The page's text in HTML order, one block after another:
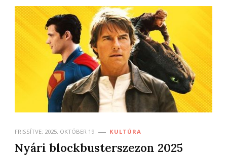
FRISSÍTVE: 2025. OKTÓBER 19. KULTÚRA
Nyári blockbusterszezon 2025